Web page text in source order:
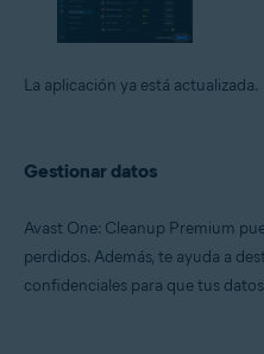
La aplicación ya está actualizada.
Gestionar datos
Avast One: Cleanup Premium
perdidos. Además, te ayuda a
confidenciales para que tus